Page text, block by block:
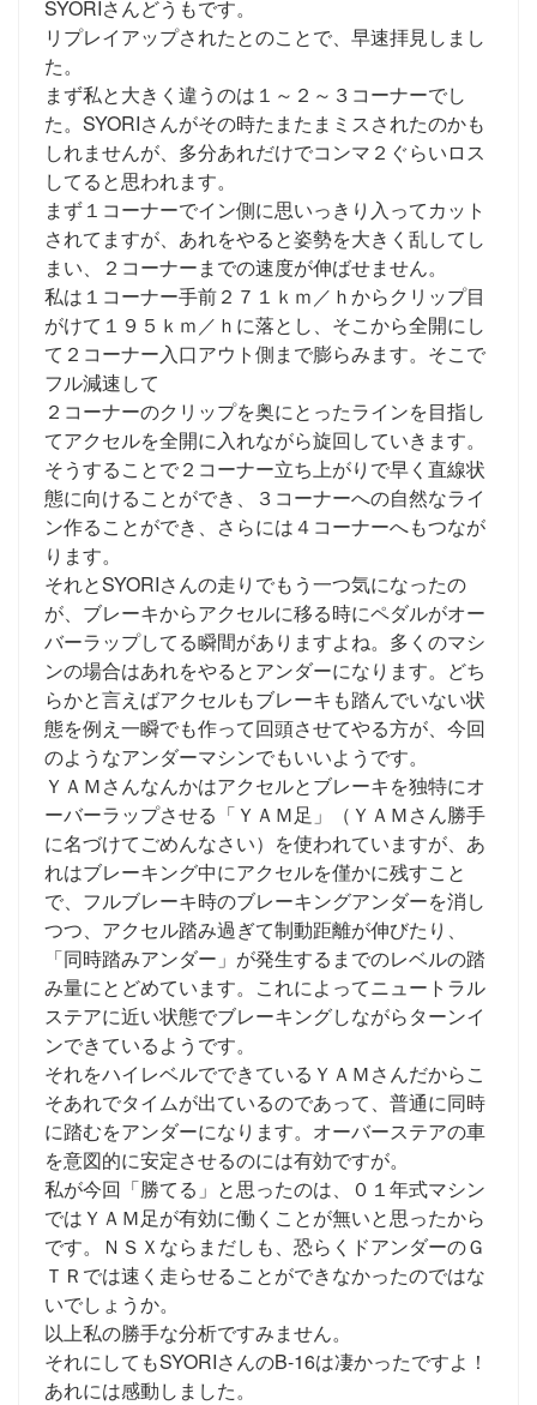
SYORIさんどうもです。
リプレイアップされたとのことで、早速拝見しまし
た。
まず私と大きく違うのは１～２～３コーナーでし
た。SYORIさんがその時たまたまミスされたのかも
しれませんが、多分あれだけでコンマ２ぐらいロス
してると思われます。
まず１コーナーでイン側に思いっきり入ってカット
されてますが、あれをやると姿勢を大きく乱してし
まい、２コーナーまでの速度が伸ばせません。
私は１コーナー手前２７１ｋｍ／ｈからクリップ目
がけて１９５ｋｍ／ｈに落とし、そこから全開にし
て２コーナー入口アウト側まで膨らみます。そこで
フル減速して
２コーナーのクリップを奥にとったラインを目指し
てアクセルを全開に入れながら旋回していきます。
そうすることで２コーナー立ち上がりで早く直線状
態に向けることができ、３コーナーへの自然なライ
ン作ることができ、さらには４コーナーへもつなが
ります。
それとSYORIさんの走りでもう一つ気になったの
が、ブレーキからアクセルに移る時にペダルがオー
バーラップしてる瞬間がありますよね。多くのマシ
ンの場合はあれをやるとアンダーになります。どち
らかと言えばアクセルもブレーキも踏んでいない状
態を例え一瞬でも作って回頭させてやる方が、今回
のようなアンダーマシンでもいいようです。
ＹＡＭさんなんかはアクセルとブレーキを独特にオ
ーバーラップさせる「ＹＡＭ足」（ＹＡＭさん勝手
に名づけてごめんなさい）を使われていますが、あ
れはブレーキング中にアクセルを僅かに残すこと
で、フルブレーキ時のブレーキングアンダーを消し
つつ、アクセル踏み過ぎて制動距離が伸びたり、
「同時踏みアンダー」が発生するまでのレベルの踏
み量にとどめています。これによってニュートラル
ステアに近い状態でブレーキングしながらターンイ
ンできているようです。
それをハイレベルでできているＹＡＭさんだからこ
そあれでタイムが出ているのであって、普通に同時
に踏むをアンダーになります。オーバーステアの車
を意図的に安定させるのには有効ですが。
私が今回「勝てる」と思ったのは、０１年式マシン
ではＹＡＭ足が有効に働くことが無いと思ったから
です。ＮＳＸならまだしも、恐らくドアンダーのＧ
ＴＲでは速く走らせることができなかったのではな
いでしょうか。
以上私の勝手な分析ですみません。
それにしてもSYORIさんのB-16は凄かったですよ！
あれには感動しました。